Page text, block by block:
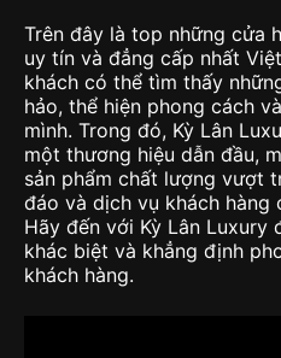
Trên đây là top những cửa
uy tín và đẳng cấp nhất
khách có thể tìm thấy
hảo, thể hiện phong cách
mình. Trong đó, Kỳ Lân
một thương hiệu dẫn đầu,
sản phẩm chất lượng vượt
đáo và dịch vụ khách hàng
Hãy đến với Kỳ Lân Luxury
khác biệt và khẳng định
khách hàng.